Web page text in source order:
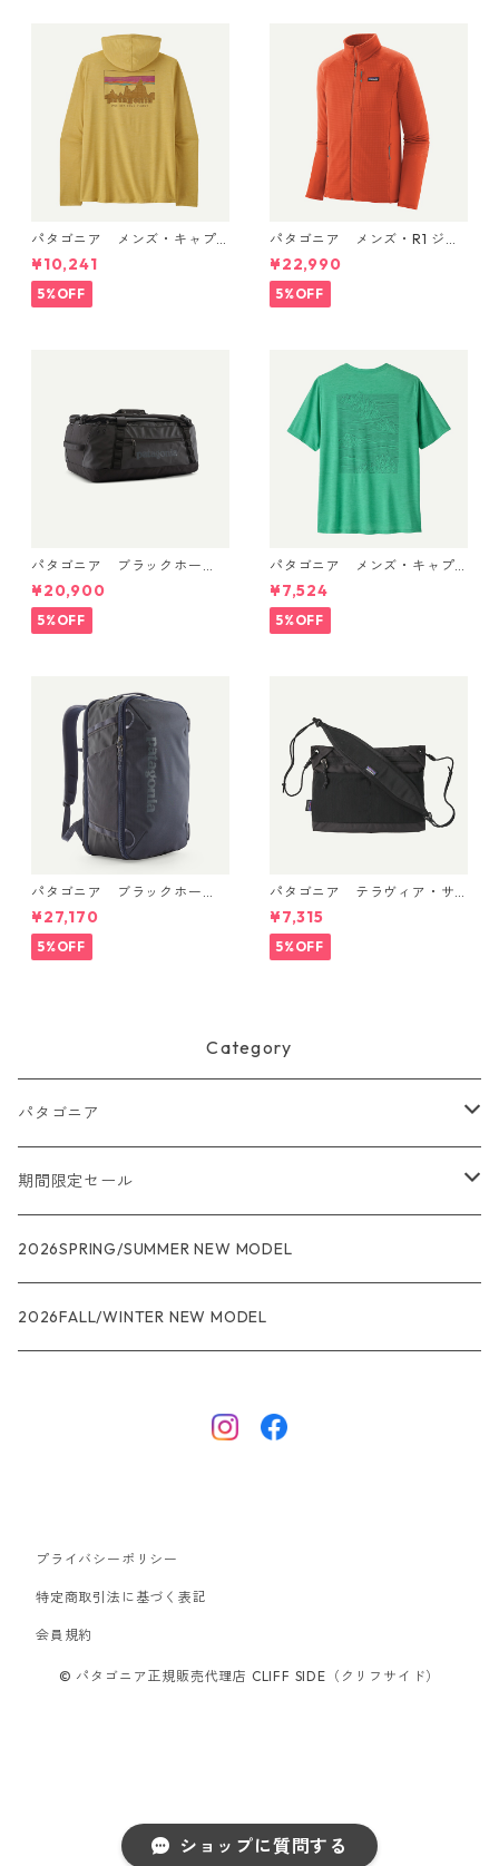
ショップに質問する
パタゴニア メンズ・キャプ
リーン・クール・デイリー・
フーディ（'73 スカイライン）
(カラー Limestone Yellow - L
ight Limestone Yellow X-Dy
¥10,241
5%OFF
パタゴニア メンズ・R1 ジャ
ケット (カラー Coal Orang
e) Patagonia Men's R1® Flee
ce Jacket 日本正規品 製品
番号 40129
¥22,990
5%OFF
パタゴニア ブラックホー
ル・ダッフル 40L Black w/Bl
ack 49339 日本正規品
¥20,900
5%OFF
パタゴニア メンズ・キャプ
リーン・クール・デイリー・
シャツ（ストラタスパイア）
(カラー Feather Grey) Pat
agonia Men's Capilene® Co
¥7,524
5%OFF
パタゴニア ブラックホー
ル・ミニ・MLC 30L (カラー
Smolder Blue w/Forge Gre
y) Patagonia Black Hole® Mi
ni MLC® 30L 日本正規品 製
¥27,170
5%OFF
パタゴニア テラヴィア・サ
コッシュ 3L (カラー Black)
Patagonia Terravia Sacoche
Bag 3L 日本正規品 製品番号
48835
¥7,315
5%OFF
Category
パタゴニア
メンズ
R1
R1エア
ウィメンズ
R1
ジャケット・アウター
スウェットシャツ・フーディ
ボードショーツ
期間限定セール
★★★
レインウェアー
2026SPRING/SUMMER NEW MODEL
2026FALL/WINTER NEW MODEL
プライバシーポリシー
特定商取引法に基づく表記
会員規約
© パタゴニア正規販売代理店 CLIFF SIDE（クリフサイド）